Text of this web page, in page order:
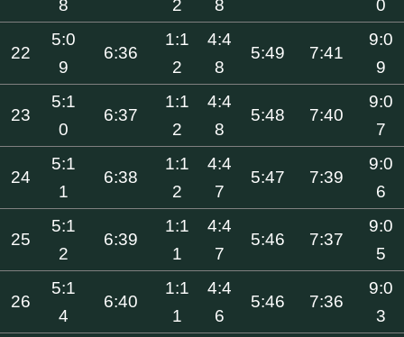
8
2
8
0
22
5:0
9
6:36
1:1
2
4:4
8
5:49 7:41
9:0
9
23
5:1
0
6:37
1:1
2
4:4
8
5:48 7:40
9:0
7
24
5:1
1
6:38
1:1
2
4:4
7
5:47 7:39
9:0
6
25
5:1
2
6:39
1:1
1
4:4
7
5:46 7:37
9:0
5
26
5:1
4
6:40
1:1
1
4:4
6
5:46 7:36
9:0
3